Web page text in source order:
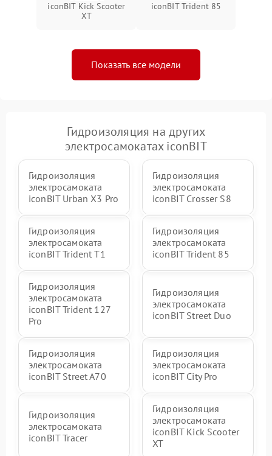
iconBIT Kick Scooter
XT
iconBIT Trident 85
Показать все модели
Гидроизоляция на других
электросамокатах iconBIT
Гидроизоляция
электросамоката
iconBIT Urban X3 Pro
Гидроизоляция
электросамоката
iconBIT Crosser S8
Гидроизоляция
электросамоката
iconBIT Trident T1
Гидроизоляция
электросамоката
iconBIT Trident 85
Гидроизоляция
электросамоката
iconBIT Trident 127
Pro
Гидроизоляция
электросамоката
iconBIT Street Duo
Гидроизоляция
электросамоката
iconBIT Street A70
Гидроизоляция
электросамоката
iconBIT City Pro
Гидроизоляция
электросамоката
iconBIT Tracer
Гидроизоляция
электросамоката
iconBIT Kick Scooter
XT